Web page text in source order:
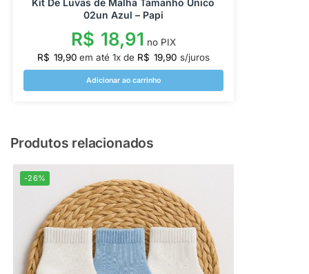
Kit De Luvas de Malha Tamanho Único
02un Azul – Papi
R$ 18,91 no PIX
R$ 19,90 em até 1x de R$ 19,90 s/juros
Adicionar ao carrinho
Produtos relacionados
-26%